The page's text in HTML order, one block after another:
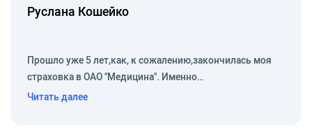
Фоминска Московской области;
го терапевтического отделения ЦРБ г. Наро-
Фоминска;
– 1990–1998 гг. – зав. кардиологическим
Руслана Кошейко
Прошло уже 5 лет,как, к сожалению,закончилась моя
страховка в ОАО "Медицина". Именно…
Читать далее